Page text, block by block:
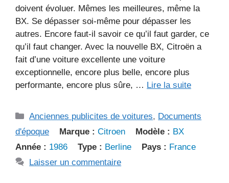
doivent évoluer. Mêmes les meilleures, même la
BX. Se dépasser soi-même pour dépasser les
autres. Encore faut-il savoir ce qu’il faut garder, ce
qu’il faut changer. Avec la nouvelle BX, Citroën a
fait d’une voiture excellente une voiture
exceptionnelle, encore plus belle, encore plus
performante, encore plus sûre, … Lire la suite
Catégories
Anciennes publicites de voitures, Documents
d'époque
Marque : Citroen Modèle : BX
Année : 1986 Type : Berline Pays : France
Laisser un commentaire